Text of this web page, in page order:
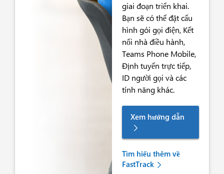
giai đoạn triển khai.
Bạn sẽ có thể đặt cấu
hình gói gọi điện, Kết
nối nhà điều hành,
Teams Phone Mobile,
Định tuyến trực tiếp,
ID người gọi và các
tính năng khác.
Xem hướng dẫn
Tìm hiểu thêm về
FastTrack